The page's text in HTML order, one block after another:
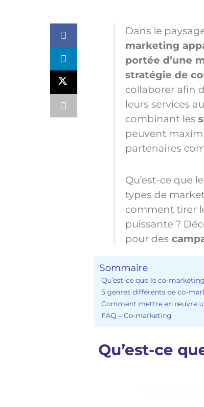
Dans le
marketing
portée d’une
stratégie de
collaborer afin
leurs services
combinant les
peuvent
partenaires
Qu’est-ce que
types de
comment tirer
puissante ?
pour des
Sommaire
Qu’est-ce que le co-
5 genres différents de co-
Comment mettre en œuvre
FAQ – Co-marketing
Qu’est-ce